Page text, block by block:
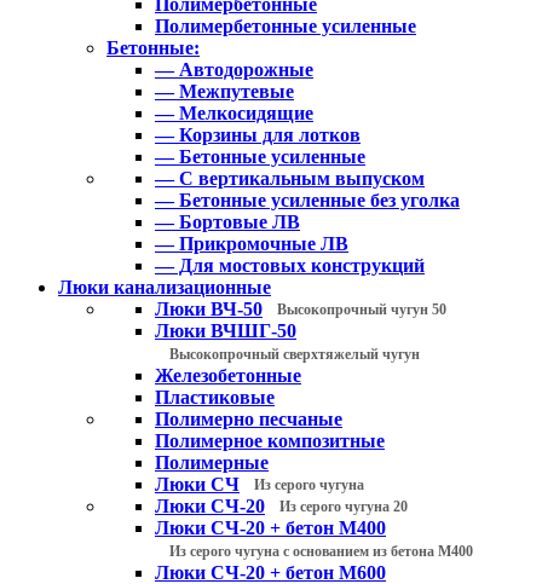
Полимербетонные
Полимербетонные усиленные
Бетонные:
— Автодорожные
— Межпутевые
— Мелкосидящие
— Корзины для лотков
— Бетонные усиленные
— С вертикальным выпуском
— Бетонные усиленные без уголка
— Бортовые ЛВ
— Прикромочные ЛВ
— Для мостовых конструкций
Люки канализационные
Люки ВЧ-50
Высокопрочный чугун 50
Люки ВЧШГ-50
Высокопрочный сверхтяжелый чугун
Железобетонные
Пластиковые
Полимерно песчаные
Полимерное композитные
Полимерные
Люки СЧ
Из серого чугуна
Люки СЧ-20 Из серого чугуна 20
Люки СЧ-20 + бетон М400
Из серого чугуна с основанием из бетона М400
Люки СЧ-20 + бетон М600